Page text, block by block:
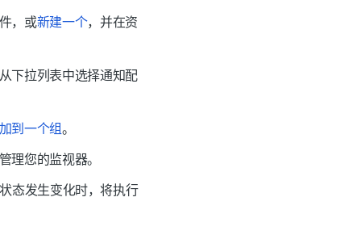
，或新建一个，并在资
下拉列表中选择通知配
到一个组。
理您的监视器。
态发生变化时，将执行